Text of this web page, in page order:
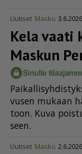
Uutiset Masku
Kela vaati
Maskun
vu­sen mu­kaan
toon. Kuva
seen.
Uutiset Masku